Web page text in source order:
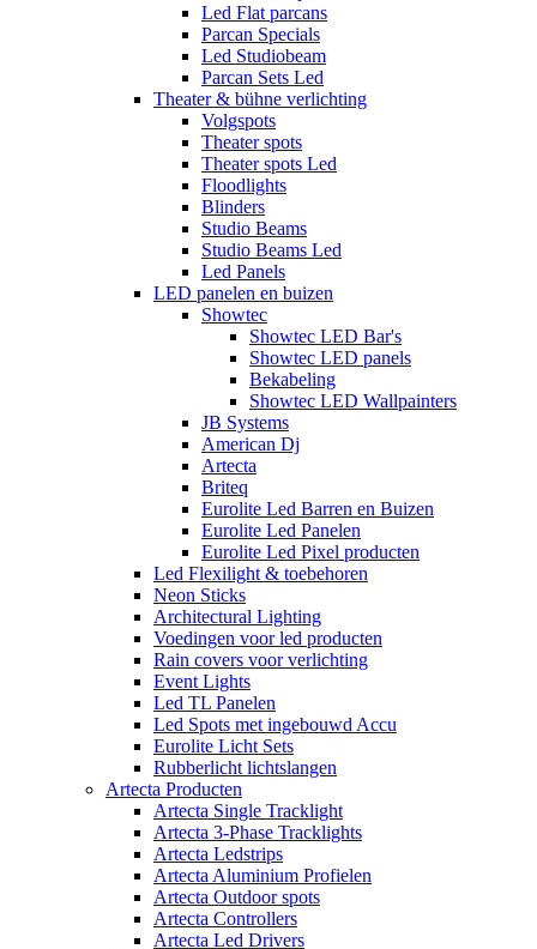
Led Flat parcans
Parcan Specials
Led Studiobeam
Parcan Sets Led
Theater & bühne verlichting
Volgspots
Theater spots
Theater spots Led
Floodlights
Blinders
Studio Beams
Studio Beams Led
Led Panels
LED panelen en buizen
Showtec
Showtec LED Bar's
Showtec LED panels
Bekabeling
Showtec LED Wallpainters
JB Systems
American Dj
Artecta
Briteq
Eurolite Led Barren en Buizen
Eurolite Led Panelen
Eurolite Led Pixel producten
Led Flexilight & toebehoren
Neon Sticks
Architectural Lighting
Voedingen voor led producten
Rain covers voor verlichting
Event Lights
Led TL Panelen
Led Spots met ingebouwd Accu
Eurolite Licht Sets
Rubberlicht lichtslangen
Artecta Producten
Artecta Single Tracklight
Artecta 3-Phase Tracklights
Artecta Ledstrips
Artecta Aluminium Profielen
Artecta Outdoor spots
Artecta Controllers
Artecta Led Drivers